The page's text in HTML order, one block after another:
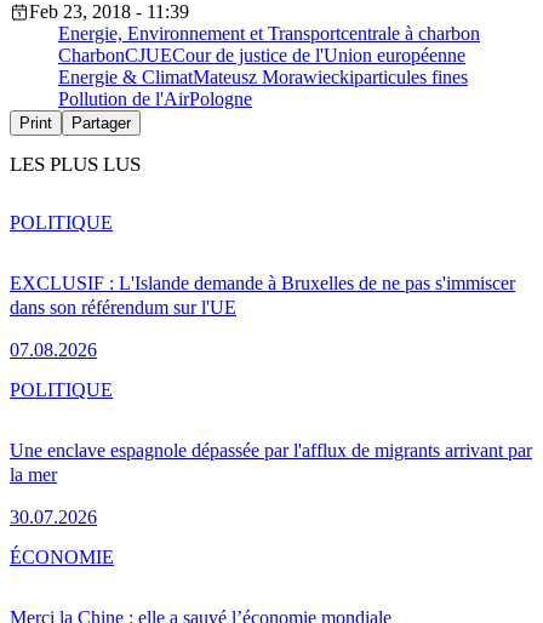
Feb 23, 2018 - 11:39
Energie, Environnement et Transportcentrale à charbon
CharbonCJUECour de justice de l'Union européenne
Energie & ClimatMateusz Morawieckiparticules fines
Pollution de l'AirPologne
Print Partager
LES PLUS LUS
EXCLUSIF : L'Islande demande à Bruxelles de ne pas s'immiscer
dans son référendum sur l'UE
07.08.2026
POLITIQUE
Une enclave espagnole dépassée par l'afflux de migrants arrivant par
la mer
30.07.2026
POLITIQUE
Merci la Chine : elle a sauvé l’économie mondiale
ÉCONOMIE